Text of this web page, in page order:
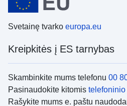
Svetainę tvarko europa.eu
Kreipkitės į ES tarnybas
Skambinkite mums telefonu 00
Pasinaudokite kitomis
Rašykite mums e. paštu